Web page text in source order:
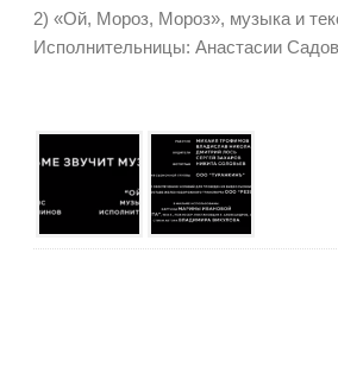
2) «Ой, Мороз, Мороз», музыка и
Исполнительницы: Анастасии